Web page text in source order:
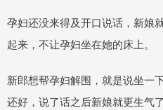
孕妇还没来得及开口说话，新娘
起来，不让孕妇坐在她的床上。
新郎想帮孕妇解围，就是说坐一
还好，说了话之后新娘就更生气